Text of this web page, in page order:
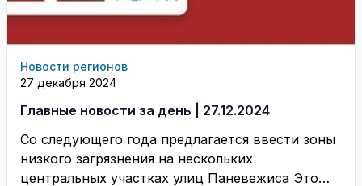
Новости регионов
27 декабря 2024
Главные новости за день | 27.12.2024
Со следующего года предлагается ввести зоны
низкого загрязнения на нескольких
центральных участках улиц Паневежиса Это